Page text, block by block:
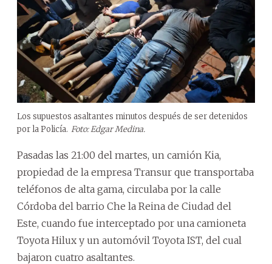
Los supuestos asaltantes minutos después de ser detenidos
por la Policía. Foto: Edgar Medina.
Pasadas las 21:00 del martes, un camión Kia,
propiedad de la empresa Transur que transportaba
teléfonos de alta gama, circulaba por la calle
Córdoba del barrio Che la Reina de Ciudad del
Este, cuando fue interceptado por una camioneta
Toyota Hilux y un automóvil Toyota IST, del cual
bajaron cuatro asaltantes.